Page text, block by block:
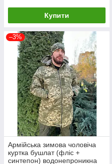
Купити
–3%
Армійська зимова чоловіча
куртка бушлат (фліс +
синтепон) водонепроникна